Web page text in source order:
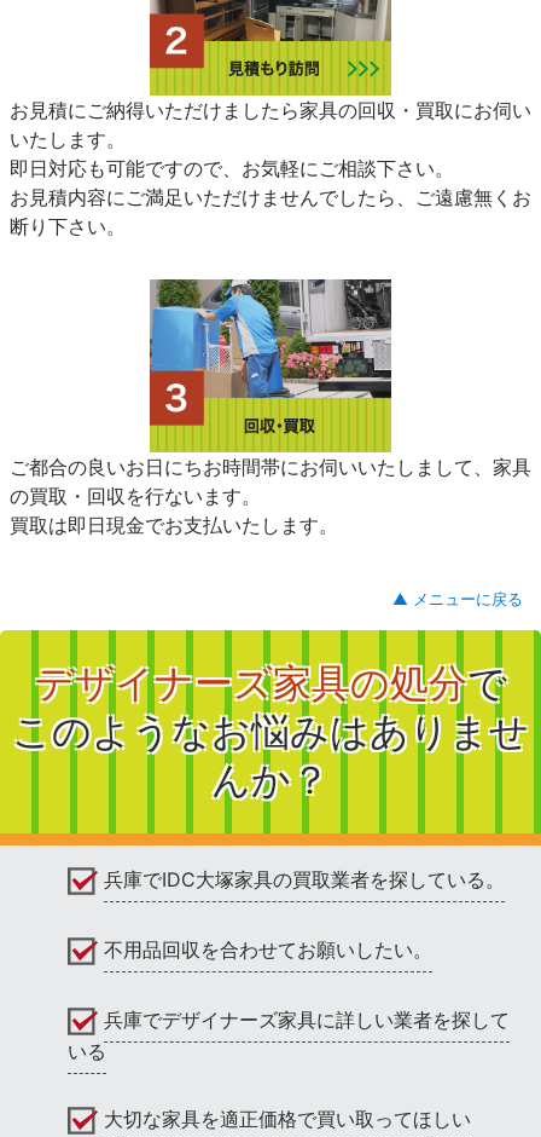
お見積にご納得いただけましたら家具の回収・買取にお伺い
いたします。
即日対応も可能ですので、お気軽にご相談下さい。
お見積内容にご満足いただけませんでしたら、ご遠慮無くお
断り下さい。
ご都合の良いお日にちお時間帯にお伺いいたしまして、家具
の買取・回収を行ないます。
買取は即日現金でお支払いたします。
▲ メニューに戻る
デザイナーズ家具の処分で
このようなお悩みはありませ
んか？
兵庫でIDC大塚家具の買取業者を探している。
不用品回収を合わせてお願いしたい。
兵庫でデザイナーズ家具に詳しい業者を探して
いる
大切な家具を適正価格で買い取ってほしい